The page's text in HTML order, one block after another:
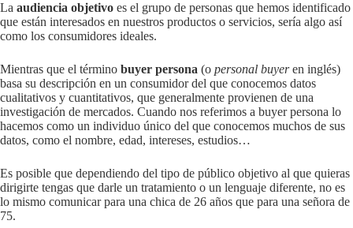
La audiencia objetivo es el grupo de personas que hemos identificado
que están interesados en nuestros productos o servicios, sería algo así
como los consumidores ideales.
Mientras que el término buyer persona (o personal buyeren inglés)
basa su descripción en un consumidor del que conocemos datos
cualitativos y cuantitativos, que generalmente provienen de una
investigación de mercados. Cuando nos referimos a buyer persona lo
hacemos como un individuo único del que conocemos muchos de sus
datos, como el nombre, edad, intereses, estudios…
Es posible que dependiendo del tipo de público objetivo al que quieras
dirigirte tengas que darle un tratamiento o un lenguaje diferente, no es
lo mismo comunicar para una chica de 26 años que para una señora de
75.